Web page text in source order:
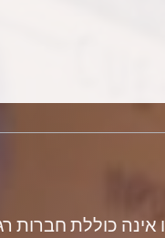
חברות